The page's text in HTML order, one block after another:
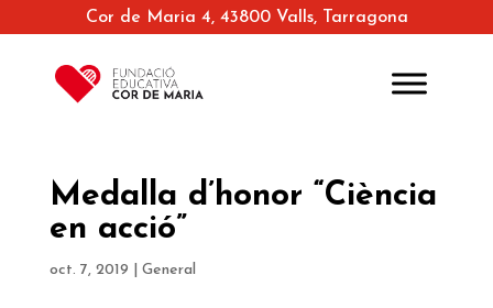
Cor de Maria 4, 43800 Valls, Tarragona
Medalla d’honor “Ciència
en acció”
oct. 7, 2019 General